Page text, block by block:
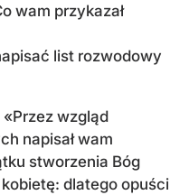
wam przykazał
list rozwodowy
«Przez wzgląd
napisał wam
stworzenia Bóg
dlatego opuści